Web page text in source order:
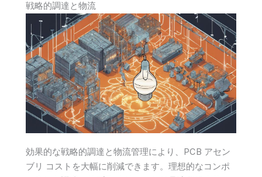
戦略的調達と物流
効果的な戦略的調達と物流管理により、PCB アセン
ブリ コストを大幅に削減できます。理想的なコンポ